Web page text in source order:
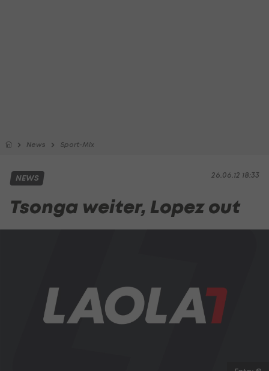
News Sport-Mix
26.06.12 18:33
NEWS
Tsonga weiter, Lopez out